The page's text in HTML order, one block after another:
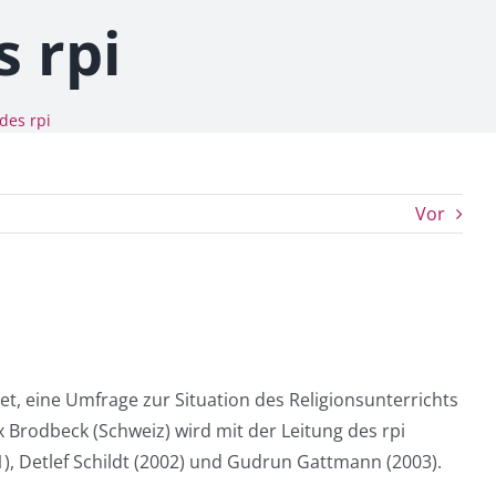
rpi
rpi
Vor
eine Umfrage zur Situation des Religionsunterrichts
(Schweiz) wird mit der Leitung des rpi
Detlef Schildt (2002) und Gudrun Gattmann (2003).